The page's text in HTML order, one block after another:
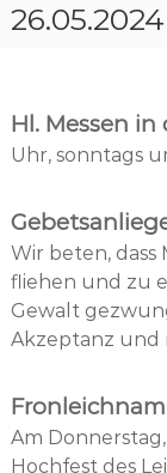
Hl. Messen in
Uhr, sonntags
Wir beten, dass
fliehen und zu
Gewalt
Akzeptanz und
Fronleichnam
Am
Hochfest des